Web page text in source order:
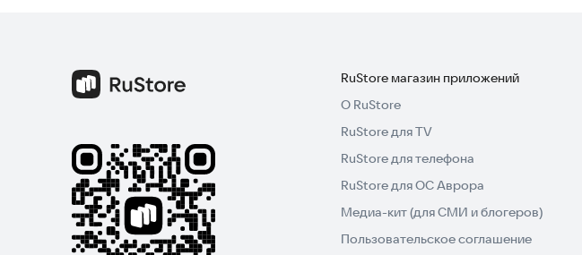
RuStore магазин приложений
О RuStore
RuStore для TV
RuStore для телефона
RuStore для ОС Аврора
Медиа-кит (для СМИ и блогеров)
Пользовательское соглашение